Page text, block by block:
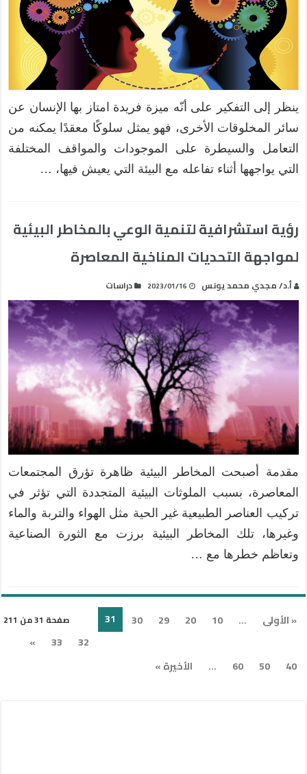
ينظر إلى التفكير على أنّه ميزة فريدة امتاز بها الإنسان عن
سائر المخلوقات الأخرى، فهو يمثل سلوكًا معقدًا يمكنه من
التعامل والسيطرة على الموجودات والمواقف المختلفة
التي يواجهها أثناء تفاعله مع البيئة التي يعيش فيها، …
رؤية استشرافية لتنمية الوعي بالمخاطر البيئية
لمواجهة التحديات المناخية المعاصرة
أ.د/ مجدي محمد يونس 2023/01/16 دراسات
مقدمة أصبحت المخاطر البيئية ظاهرة تؤرق المجتمعات
المعاصرة، بسبب الملوثات البيئية المتجددة التي تؤثر في
تركيب العناصر الطبيعية غير الحية مثل الهواء والتربة والماء
وغيرها، تلك المخاطر البيئية برزت مع الثورة الصناعية
وتعاظم خطرها مع …
صفحة 31 من 211 « الأولى ...
10
20
29
30
31
32
33
»
40
50
60
... الأخيرة »